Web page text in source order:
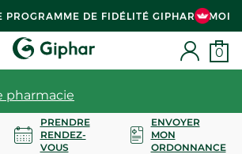
PROGRAMME DE FIDÉLITÉ GIPHAR & MOI
pharmacie
0
PRENDRE
RENDEZ-
VOUS
ENVOYER
MON
ORDONNANCE